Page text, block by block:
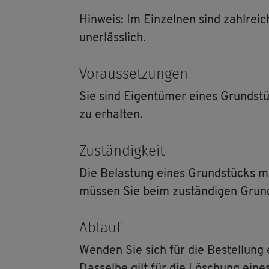
Hin­weis: Im Ein­zel­nen sind
un­er­läss­lich.
Vor­aus­set­zun­gen
Sie sind Ei­gen­tü­mer eines
zu er­hal­ten.
Zu­stän­dig­keit
Die Be­las­tung eines Grund­stücks
müs­sen Sie beim zu­stän­di­gen
Ab­lauf
Wen­den Sie sich für die